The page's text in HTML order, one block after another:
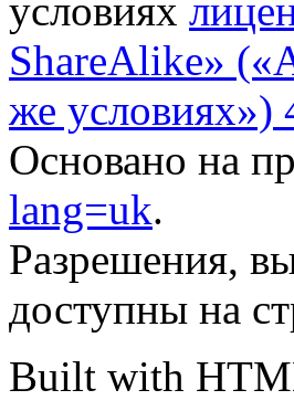
условиях
ShareAlike»
же условиях»)
Основано на
lang=uk.
Разрешения,
доступны на
Built with